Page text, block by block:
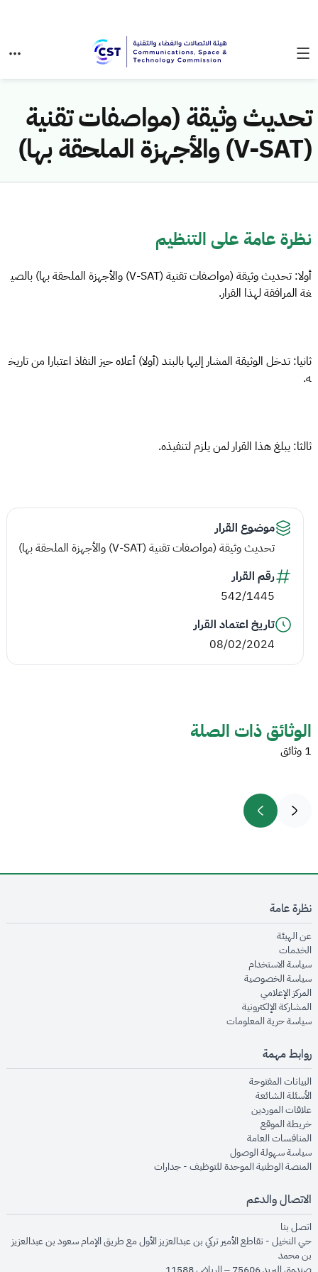
تحديث وثيقة (مواصفات تقنية
(V-SAT) والأجهزة الملحقة بها)
نظرة عامة على التنظيم
أولا: تحديث وثيقة (مواصفات تقنية (V-SAT) والأجهزة الملحقة بها) بالصي
غة المرافقة لهذا القرار.
ثانيا: تدخل الوثيقة المشار إليها بالبند (أولا) أعلاه حيز النفاذ اعتبارا من تاريخ
ه.
ثالثا: يبلغ هذا القرار لمن يلزم لتنفيذه.
موضوع القرار
تحديث وثيقة (مواصفات تقنية (V-SAT) والأجهزة الملحقة بها)
رقم القرار
542/1445
تاريخ اعتماد القرار
08/02/2024
الوثائق ذات الصلة
1 وثائق
نظرة عامة
عن الهيئةopens in new window
الخدماتopens in new window
سياسة الاستخدام
سياسة الخصوصيةopens in new window
المركز الإعلاميopens in new window
المشاركة الإلكترونيةopens in new window
سياسة حرية المعلوماتopens in new window
روابط مهمة
البيانات المفتوحةopens in new window
الأسئلة الشائعةopens in new window
علاقات الموردينopens in new window
خريطة الموقعopens in new window
المنافسات العامةopens in new window
سياسة سهولة الوصولopens in new window
المنصة الوطنية الموحدة للتوظيف - جداراتopens in new window
الاتصال والدعم
اتصل بنا
حي النخيل - تقاطع الأمير تركي بن عبدالعزيز الأول مع طريق الإمام سعود بن عبدالعزيز
بن محمد